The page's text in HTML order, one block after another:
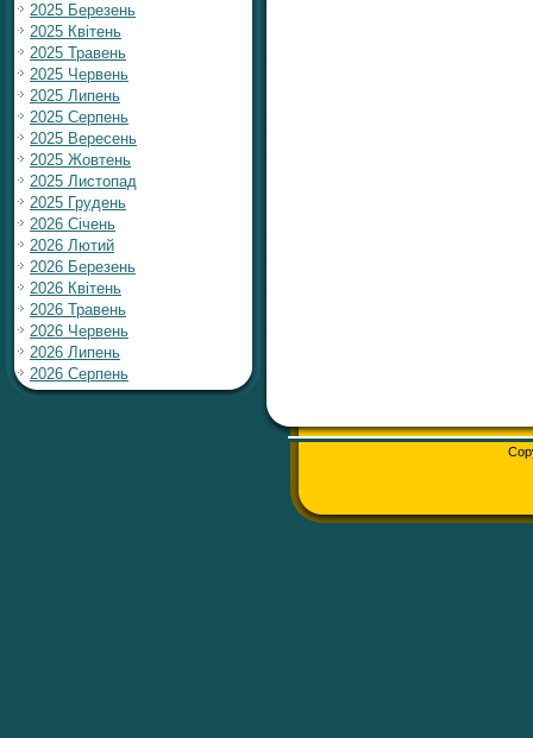
2025 Березень
2025 Квітень
2025 Травень
2025 Червень
2025 Липень
2025 Серпень
2025 Вересень
2025 Жовтень
2025 Листопад
2025 Грудень
2026 Січень
2026 Лютий
2026 Березень
2026 Квітень
2026 Травень
2026 Червень
2026 Липень
2026 Серпень